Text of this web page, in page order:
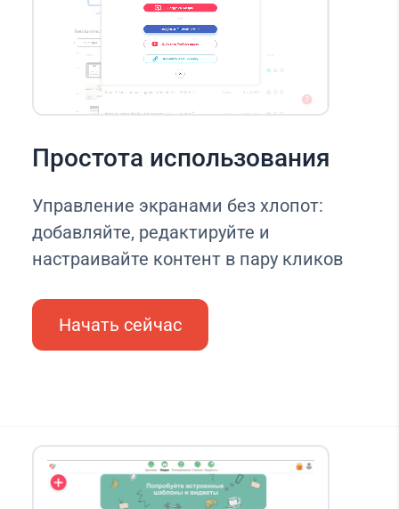
Простота использования
Управление экранами без хлопот:
добавляйте, редактируйте и
настраивайте контент в пару кликов
Начать сейчас